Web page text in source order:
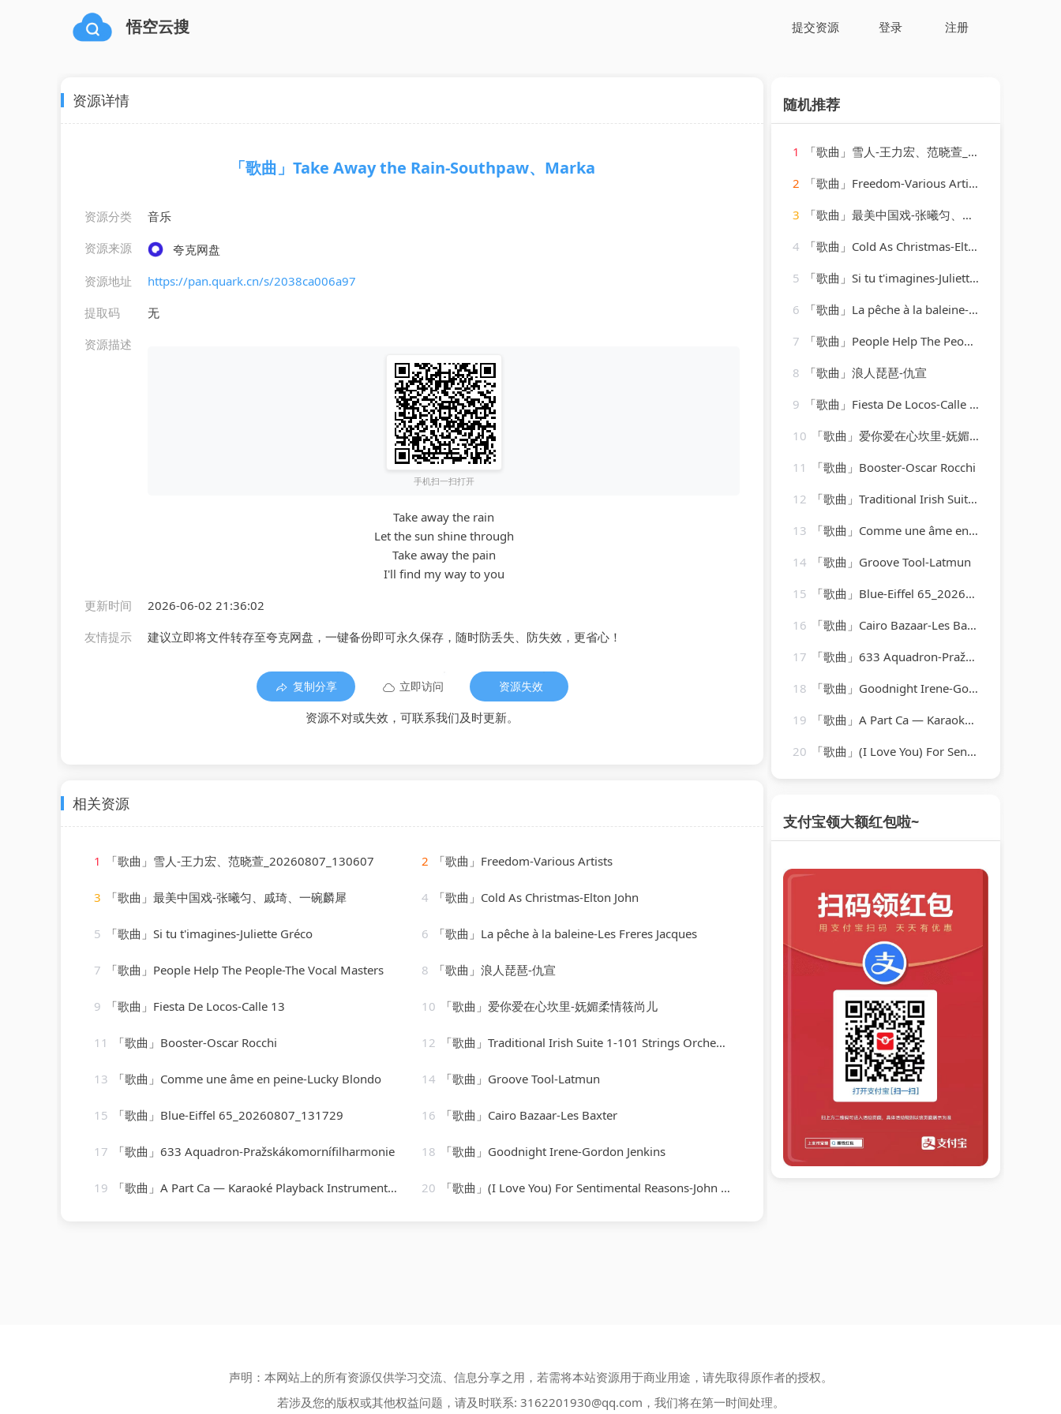
悟空云搜 提交资源 登录 注册
资源详情
「歌曲」Take Away the Rain-Southpaw、Marka
资源分类
音乐
资源来源
夸克网盘
资源地址
https://pan.quark.cn/s/2038ca006a97
提取码
无
资源描述
手机扫一扫打开
Take away the rain
Let the sun shine through
Take away the pain
I'll find my way to you
更新时间
2026-06-02 21:36:02
友情提示
建议立即将文件转存至夸克网盘，一键备份即可永久保存，随时防丢失、防失效，更省心！
复制分享 立即访问 资源失效
资源不对或失效，可联系我们及时更新。
相关资源
1 「歌曲」雪人-王力宏、范晓萱_20260807_130607 2 「歌曲」Freedom-Various Artists
3 「歌曲」最美中国戏-张曦匀、戚琦、一碗麟犀 4 「歌曲」Cold As Christmas-Elton John
5 「歌曲」Si tu t'imagines-Juliette Gréco 6 「歌曲」La pêche à la baleine-Les Freres Jacques
7 「歌曲」People Help The People-The Vocal Masters 8 「歌曲」浪人琵琶-仇宣
9 「歌曲」Fiesta De Locos-Calle 13 10 「歌曲」爱你爱在心坎里-妩媚柔情筱尚儿
11 「歌曲」Booster-Oscar Rocchi 12 「歌曲」Traditional Irish Suite 1-101 Strings Orchestra
13 「歌曲」Comme une âme en peine-Lucky Blondo 14 「歌曲」Groove Tool-Latmun
15 「歌曲」Blue-Eiffel 65_20260807_131729 16 「歌曲」Cairo Bazaar-Les Baxter
17 「歌曲」633 Aquadron-Pražskákomornífilharmonie 18 「歌曲」Goodnight Irene-Gordon Jenkins
19 「歌曲」A Part Ca — Karaoké Playback Instrumental — Rendu Célèbre Par Jacques Dutronc-Karaoke 20 「歌曲」(I Love You) For Sentimental Reasons-John Leyton
随机推荐
1
「歌曲」雪人-王力宏、范晓萱_20260807_130607
2
「歌曲」Freedom-Various Artists
3
「歌曲」最美中国戏-张曦匀、戚琦、一碗麟犀
4
「歌曲」Cold As Christmas-Elton John
5
「歌曲」Si tu t'imagines-Juliette Gréco
6
「歌曲」La pêche à la baleine-Les Freres Jacques
7
「歌曲」People Help The People-The Vocal Masters
8
「歌曲」浪人琵琶-仇宣
9
「歌曲」Fiesta De Locos-Calle 13
10
「歌曲」爱你爱在心坎里-妩媚柔情筱尚儿
11
「歌曲」Booster-Oscar Rocchi
12
「歌曲」Traditional Irish Suite 1-101 Strings Orchestra
13
「歌曲」Comme une âme en peine-Lucky Blondo
14
「歌曲」Groove Tool-Latmun
15
「歌曲」Blue-Eiffel 65_20260807_131729
16
「歌曲」Cairo Bazaar-Les Baxter
17
「歌曲」633 Aquadron-Pražskákomornífilharmonie
18
「歌曲」Goodnight Irene-Gordon Jenkins
19
「歌曲」A Part Ca — Karaoké Playback Instrumental — Rendu Célèbre Par Jacques Dutronc-Karaoke
20
「歌曲」(I Love You) For Sentimental Reasons-John Leyton
支付宝领大额红包啦~
声明：本网站上的所有资源仅供学习交流、信息分享之用，若需将本站资源用于商业用途，请先取得原作者的授权。
若涉及您的版权或其他权益问题，请及时联系: 3162201930@qq.com ，我们将在第一时间处理。